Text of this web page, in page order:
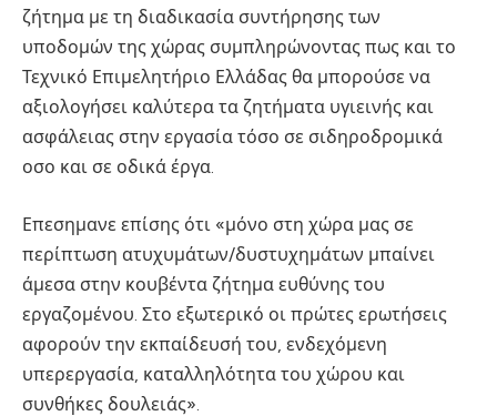
ζήτημα με τη διαδικασία συντήρησης των
υποδομών της χώρας συμπληρώνοντας πως και το
Τεχνικό Επιμελητήριο Ελλάδας θα μπορούσε να
αξιολογήσει καλύτερα τα ζητήματα υγιεινής και
ασφάλειας στην εργασία τόσο σε σιδηροδρομικά
οσο και σε οδικά έργα.
Επεσημανε επίσης ότι «μόνο στη χώρα μας σε
περίπτωση ατυχυμάτων/δυστυχημάτων μπαίνει
άμεσα στην κουβέντα ζήτημα ευθύνης του
εργαζομένου. Στο εξωτερικό οι πρώτες ερωτήσεις
αφορούν την εκπαίδευσή του, ενδεχόμενη
υπερεργασία, καταλληλότητα του χώρου και
συνθήκες δουλειάς».